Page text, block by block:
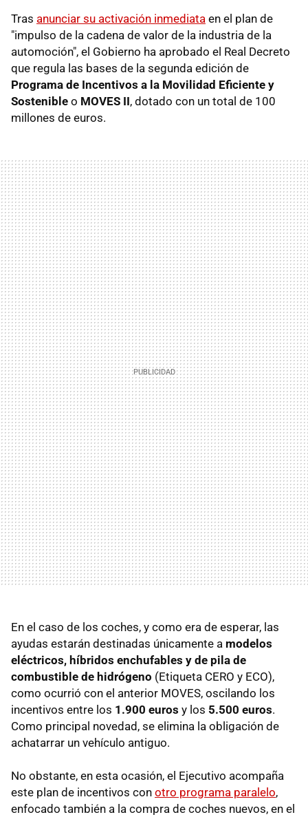
Tras anunciar su activación inmediata en el plan de
"impulso de la cadena de valor de la industria de la
automoción", el Gobierno ha aprobado el Real Decreto
que regula las bases de la segunda edición de
Programa de Incentivos a la Movilidad Eficiente y
Sostenible o MOVES II, dotado con un total de 100
millones de euros.
En el caso de los coches, y como era de esperar, las
ayudas estarán destinadas únicamente a modelos
eléctricos, híbridos enchufables y de pila de
combustible de hidrógeno (Etiqueta CERO y ECO),
como ocurrió con el anterior MOVES, oscilando los
incentivos entre los 1.900 euros y los 5.500 euros.
Como principal novedad, se elimina la obligación de
achatarrar un vehículo antiguo.
No obstante, en esta ocasión, el Ejecutivo acompaña
este plan de incentivos con otro programa paralelo,
enfocado también a la compra de coches nuevos, en el